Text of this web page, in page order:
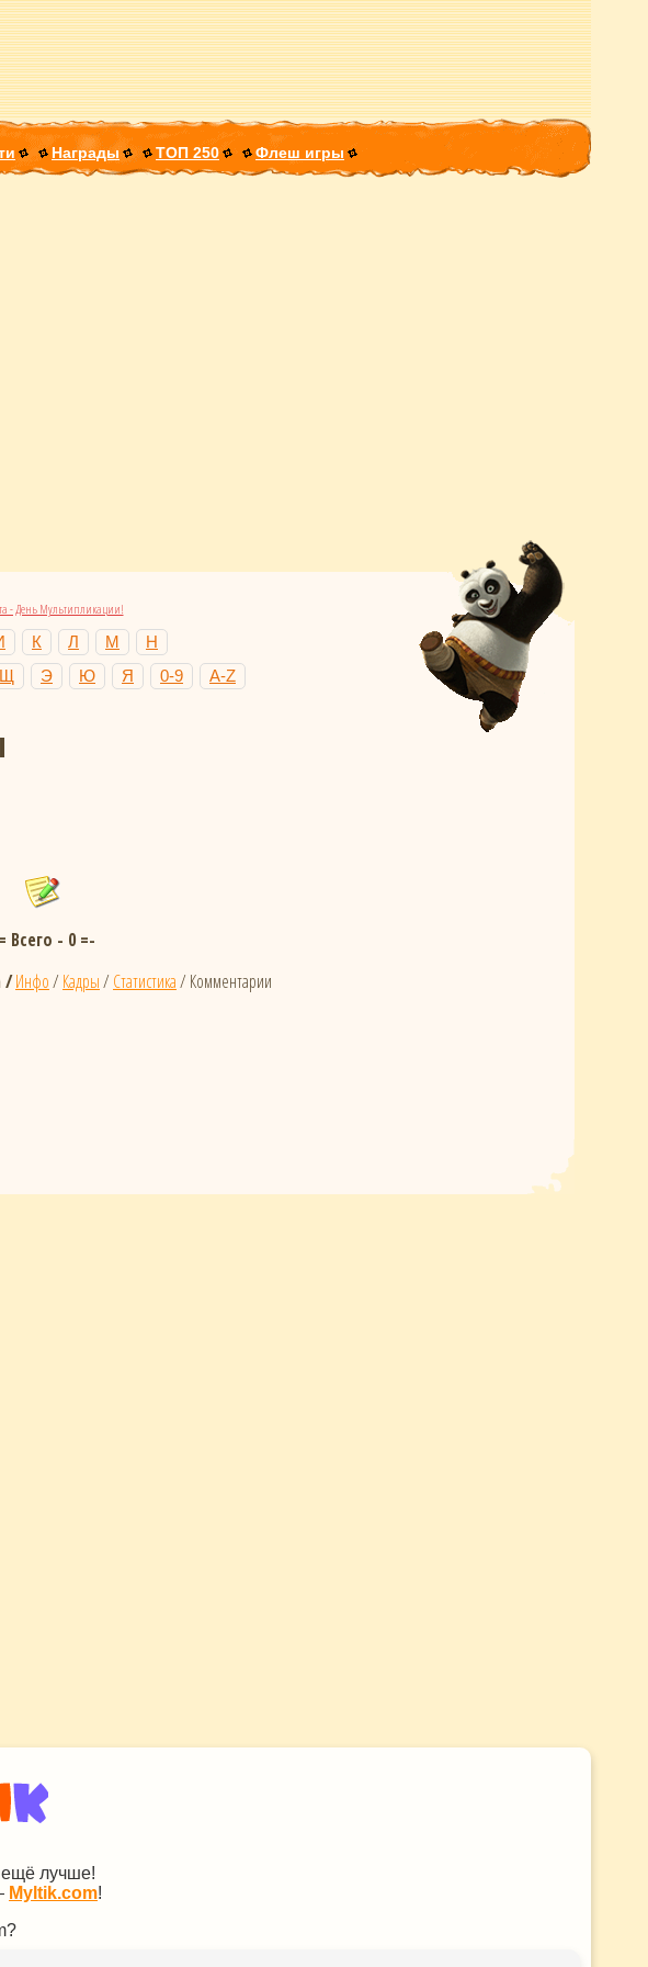
Награды ТОП 250 Флеш игры
- День Мультипликации!
К Л М
Н
Щ Э Ю Я 0-9 A-Z
Всего - 0 =-
/Инфо/ Кадры/ Статистика/ Комментарии
ещё лучше!
Myltik.com!